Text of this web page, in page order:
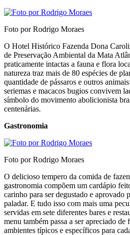
Foto por Rodrigo Moraes
O Hotel Histórico Fazenda Dona
de Preservação Ambiental da Mata
praticamente intactas a fauna e flora
natureza traz mais de 80 espécies de
quantidade de pássaros e outros
seriemas e macacos bugios convivem
símbolo do movimento abolicionista
centenárias.
Gastronomia
Foto por Rodrigo Moraes
O delicioso tempero da comida de
gastronomia compõem um cardápio
carinho para ser degustado e aprovado
paladar. E tudo isso com mais uma
servidas em sete diferentes bares e
menu também passa a ser apreciado
ambientes típicos e específicos para